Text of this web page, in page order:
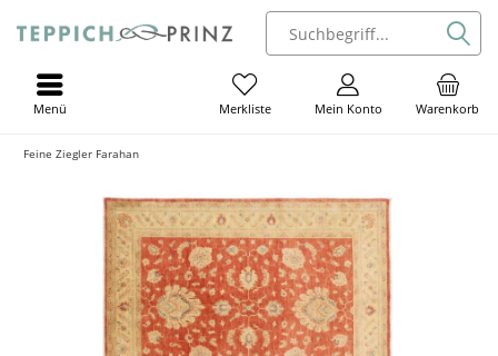
Warenkorb
Mein Konto
Merkliste
Menü
Feine Ziegler Farahan